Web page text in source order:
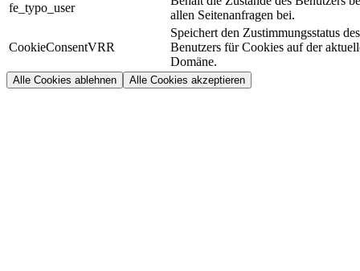
fe_typo_user
allen Seitenanfragen bei.
CookieConsentVRR
Speichert den Zustimmungsstatus des
Benutzers für Cookies auf der
Domäne.
Alle Cookies ablehnen Alle Cookies akzeptieren